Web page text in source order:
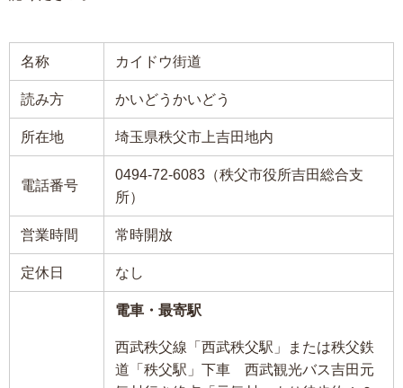
名称 カイドウ街道
読み方 かいどうかいどう
所在地 埼玉県秩父市上吉田地内
電話番号
0494-72-6083（秩父市役所吉田総合支
所）
営業時間 常時開放
定休日 なし
電車・最寄駅
西武秩父線「西武秩父駅」または秩父鉄
道「秩父駅」下車 西武観光バス吉田元